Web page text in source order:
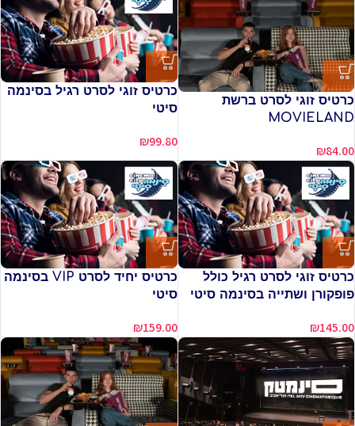
כרטיס זוגי לסרט ברשת
MOVIELAND
₪84.00
כרטיס זוגי לסרט רגיל בסינמה
סיטי
₪99.80
כרטיס זוגי לסרט רגיל כולל
פופקורן ושתייה בסינמה סיטי
₪145.00
כרטיס יחיד לסרט VIP בסינמה
סיטי
₪159.00